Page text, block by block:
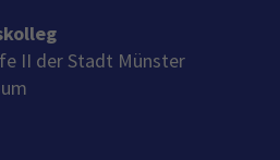
II der Stadt Münster